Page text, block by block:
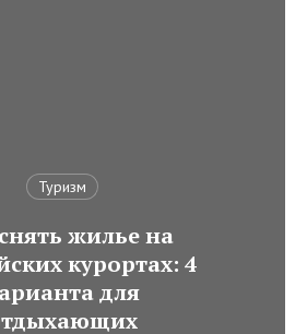
Туризм
жилье на
курортах: 4
для